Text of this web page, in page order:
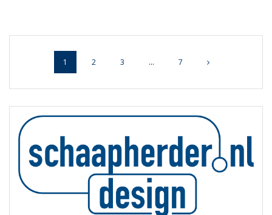
Posts
navigation
Page
1 Page
2 Page
3 … Page
7